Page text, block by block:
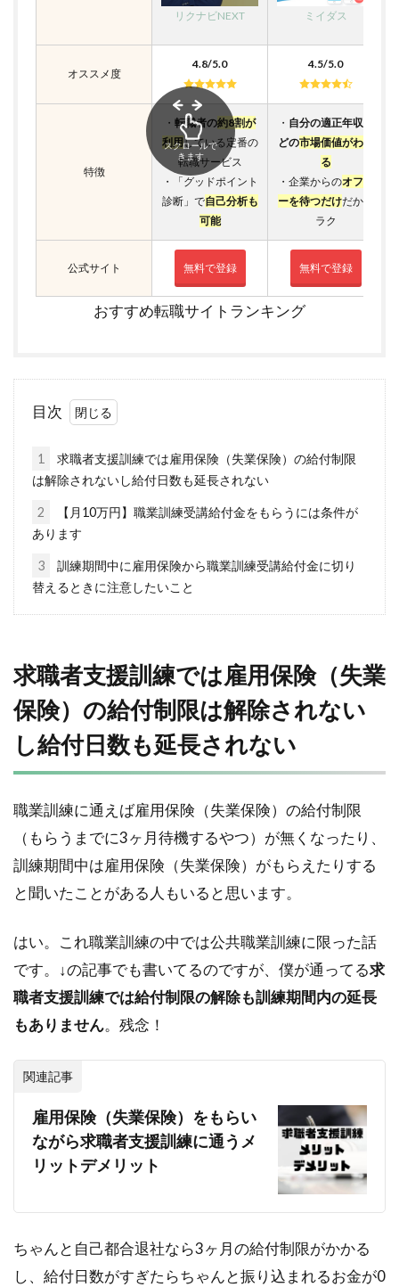
リクナビNEXT
ミイダス
オススメ度
4.8/5.0 4.5/5.0
特徴
・ 転職者の約8割が
利用している定番の
転職サービス
・「グッドポイント
診断」で自己分析も
可能
・ 自分の適正年収な
どの市場価値がわか
る
・企業からのオファ
ーを待つだけだから
ラク
公式サイト 無料で登録 無料で登録
スクロールで
きます
おすすめ転職サイトランキング
目次
1
求職者支援訓練では雇用保険（失業保険）の給付制限
は解除されないし給付日数も延長されない
2
【月10万円】職業訓練受講給付金をもらうには条件が
あります
3
訓練期間中に雇用保険から職業訓練受講給付金に切り
替えるときに注意したいこと
求職者支援訓練では雇用保険（失業
保険）の給付制限は解除されない
し給付日数も延長されない
職業訓練に通えば雇用保険（失業保険）の給付制限
（もらうまでに3ヶ月待機するやつ）が無くなったり、
訓練期間中は雇用保険（失業保険）がもらえたりする
と聞いたことがある人もいると思います。
はい。これ職業訓練の中では公共職業訓練に限った話
です。↓の記事でも書いてるのですが、僕が通ってる求
職者支援訓練では給付制限の解除も訓練期間内の延長
もありません。残念！
関連記事
雇用保険（失業保険）をもらい
ながら求職者支援訓練に通うメ
リットデメリット
ちゃんと自己都合退社なら3ヶ月の給付制限がかかる
し、給付日数がすぎたらちゃんと振り込まれるお金が0